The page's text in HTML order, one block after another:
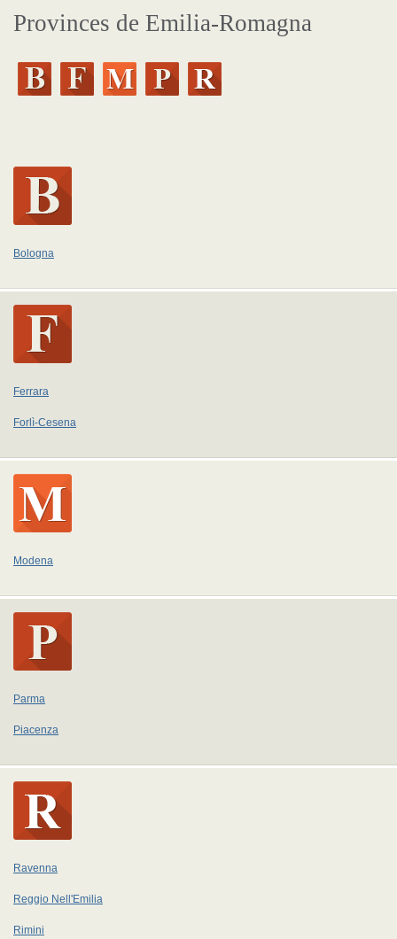
Provinces de Emilia-Romagna
Bologna
Ferrara
Forlì-Cesena
Modena
Parma
Piacenza
Ravenna
Reggio Nell'Emilia
Rimini